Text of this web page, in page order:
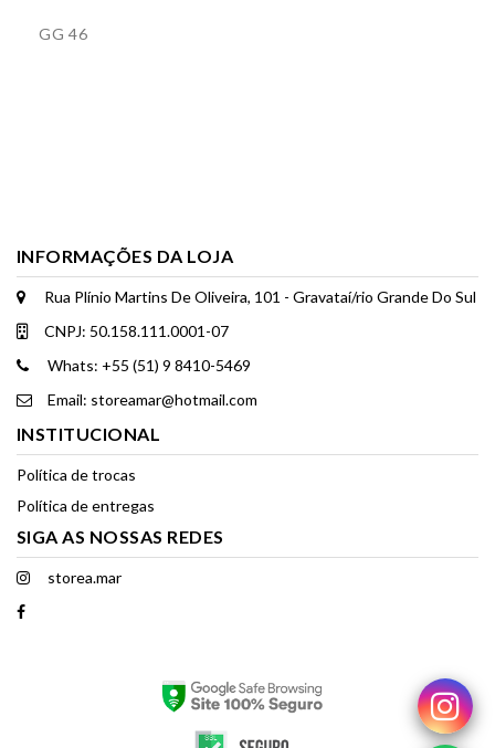
GG 46
INFORMAÇÕES DA LOJA
Rua Plínio Martins De Oliveira, 101 - Gravataí/rio Grande Do Sul
CNPJ: 50.158.111.0001-07
Whats: +55 (51) 9 8410-5469
Email: storeamar@hotmail.com
INSTITUCIONAL
Política de trocas
Política de entregas
SIGA AS NOSSAS REDES
storea.mar